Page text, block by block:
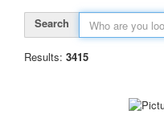
Search
Results: 3415